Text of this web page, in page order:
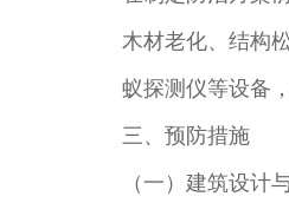
木材老化、结构
蚁探测仪等设备
三、预防措施
（一）建筑设计